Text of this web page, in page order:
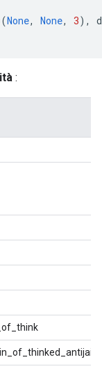
(None, None, 3),
: